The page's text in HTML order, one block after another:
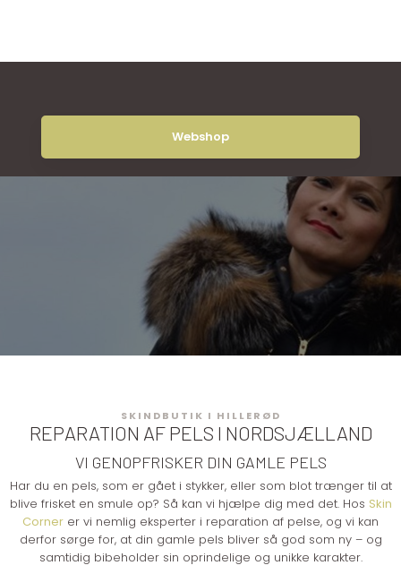
Webshop
SKINDBUTIK I HILLERØD
REPARATION AF PELS I NORDSJÆLLAND
VI GENOPFRISKER DIN GAMLE PELS
Har du en pels, som er gået i stykker, eller som blot trænger til at
blive frisket en smule op? Så kan vi hjælpe dig med det. Hos Skin
Corner er vi nemlig eksperter i reparation af pelse, og vi kan
derfor sørge for, at din gamle pels bliver så god som ny – og
samtidig bibeholder sin oprindelige og unikke karakter.